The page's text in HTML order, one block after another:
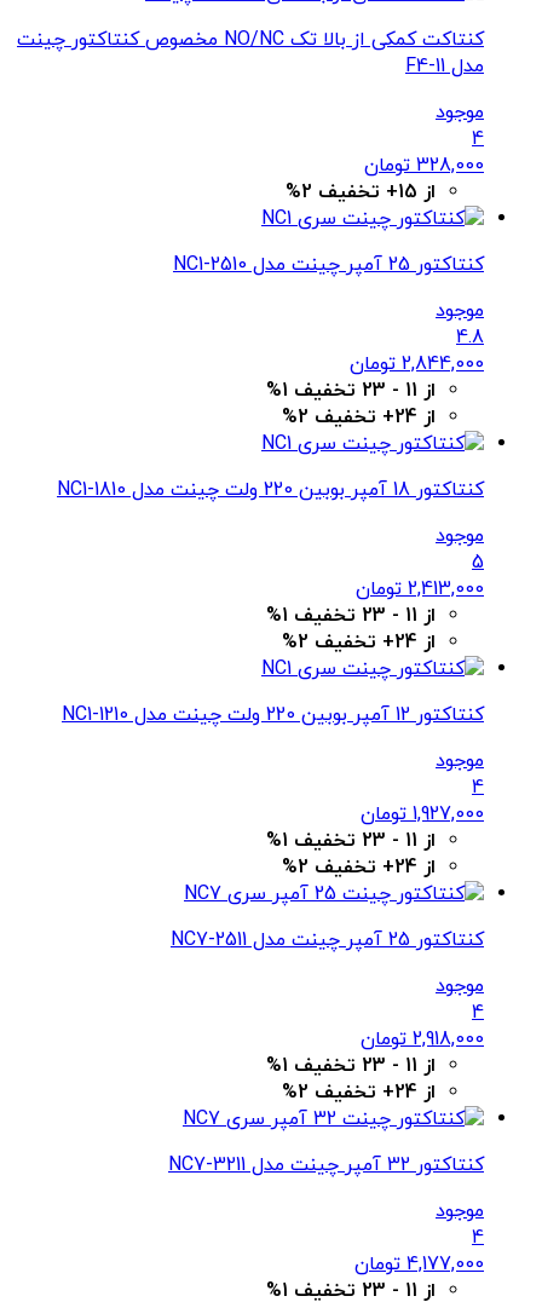
کنتاکت کمکی از بالا تک NO/NC مخصوص کنتاکتور چینت
مدل F4-11
موجود
4
328,000 تومان
از 15+ تخفیف 2%
کنتاکتور 25 آمپر چینت مدل NC1-2510
موجود
4.8
2,844,000 تومان
از 11 - 23 تخفیف 1%
از 24+ تخفیف 2%
کنتاکتور 18 آمپر بوبین 220 ولت چینت مدل NC1-1810
موجود
5
2,413,000 تومان
از 11 - 23 تخفیف 1%
از 24+ تخفیف 2%
کنتاکتور 12 آمپر بوبین 220 ولت چینت مدل NC1-1210
موجود
4
1,927,000 تومان
از 11 - 23 تخفیف 1%
از 24+ تخفیف 2%
کنتاکتور 25 آمپر چینت مدل NC7-2511
موجود
4
2,918,000 تومان
از 11 - 23 تخفیف 1%
از 24+ تخفیف 2%
کنتاکتور 32 آمپر چینت مدل NC7-3211
موجود
4
4,177,000 تومان
از 11 - 23 تخفیف 1%